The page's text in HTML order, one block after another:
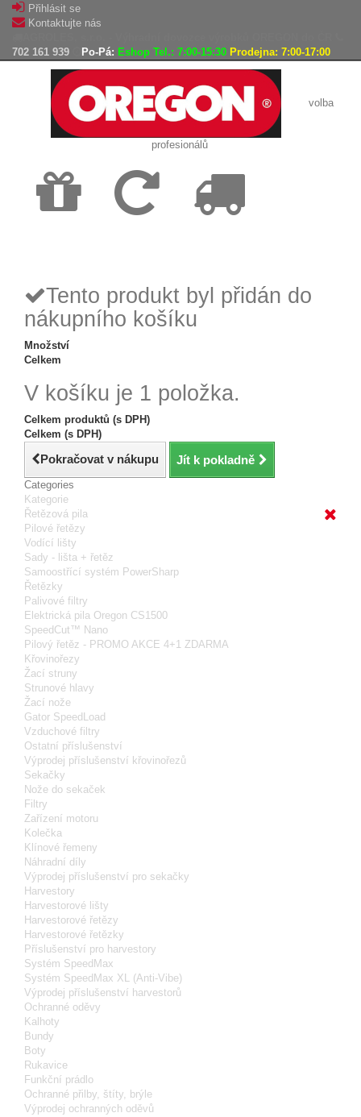
Přihlásit se
Kontaktujte nás
702 161 939
Po-Pá: Eshop Tel.: 7:00-15:30 Prodejna: 7:00-17:00
volba
profesionálů
Tento produkt byl přidán do
nákupního košíku
Množství
Celkem
V košíku je 1 položka.
Celkem produktů (s DPH)
Celkem (s DPH)
Pokračovat v nákupu Jít k pokladně
Categories
Kategorie
Řetězová pila
Pilové řetězy
Vodící lišty
Sady - lišta + řetěz
Samoostřící systém PowerSharp
Řetězky
Palivové filtry
Elektrická pila Oregon CS1500
SpeedCut™ Nano
Pilový řetěz - PROMO AKCE 4+1 ZDARMA
Křovinořezy
Žací struny
Strunové hlavy
Žací nože
Gator SpeedLoad
Vzduchové filtry
Ostatní příslušenství
Výprodej příslušenství křovinořezů
Sekačky
Nože do sekaček
Filtry
Zařízení motoru
Kolečka
Klínové řemeny
Náhradní díly
Výprodej příslušenství pro sekačky
Harvestory
Harvestorové lišty
Harvestorové řetězy
Harvestorové řetězky
Příslušenství pro harvestory
Systém SpeedMax
Systém SpeedMax XL (Anti-Vibe)
Výprodej příslušenství harvestorů
Ochranné oděvy
Kalhoty
Bundy
Boty
Rukavice
Funkční prádlo
Ochranné přilby, štíty, brýle
Výprodej ochranných oděvů